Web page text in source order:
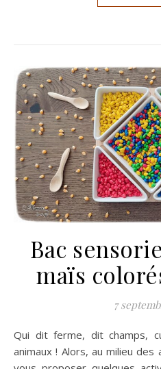
Bac
maïs
7
Qui dit ferme, dit champs, culture et alimentation pour
animaux ! Alors, au milieu